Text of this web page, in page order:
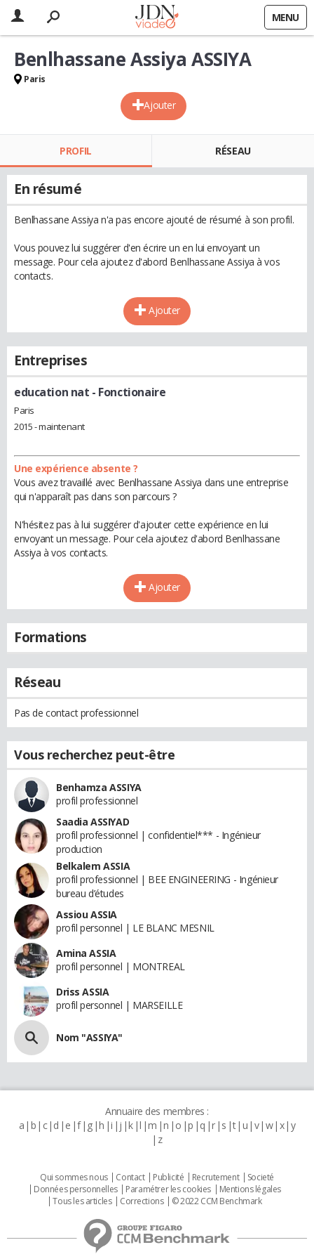
MENU
Ajouter
Benlhassane Assiya ASSIYA
Paris
PROFIL RÉSEAU
En résumé
Benlhassane Assiya n'a pas encore ajouté de résumé à son profil.
Vous pouvez lui suggérer d'en écrire un en lui envoyant un
message. Pour cela ajoutez d'abord Benlhassane Assiya à vos
contacts.
Ajouter
Entreprises
education nat - Fonctionaire
Paris
2015 - maintenant
Une expérience absente ?
Vous avez travaillé avec Benlhassane Assiya dans une entreprise
qui n'apparaît pas dans son parcours ?
N'hésitez pas à lui suggérer d'ajouter cette expérience en lui
envoyant un message. Pour cela ajoutez d'abord Benlhassane
Assiya à vos contacts.
Ajouter
Formations
Réseau
Pas de contact professionnel
Vous recherchez peut-être
Benhamza ASSIYA
profil professionnel
Saadia ASSIYAD
profil professionnel | confidentiel*** - Ingénieur
production
Belkalem ASSIA
profil professionnel | BEE ENGINEERING - Ingénieur
bureau d’études
Assiou ASSIA
profil personnel | LE BLANC MESNIL
Amina ASSIA
profil personnel | MONTREAL
Driss ASSIA
profil personnel | MARSEILLE
Nom "ASSIYA"
Annuaire des membres :
a b c d e f g h i j k l m n o p q r s t u v w x y
z
Qui sommes nous Contact Publicité Recrutement
Societé
Données personnelles
Paramétrer les cookies
Mentions légales
Tous les articles
Corrections © 2022 CCM Benchmark